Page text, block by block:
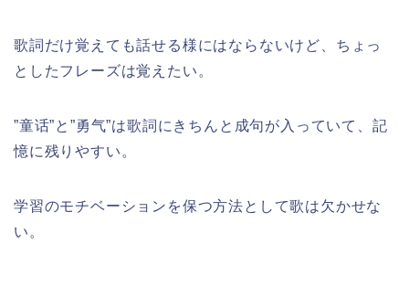
歌詞だけ覚えても話せる様にはならないけど、ちょっ
としたフレーズは覚えたい。
”童话”と”勇气”は歌詞にきちんと成句が入っていて、記
憶に残りやすい。
学習のモチベーションを保つ方法として歌は欠かせな
い。